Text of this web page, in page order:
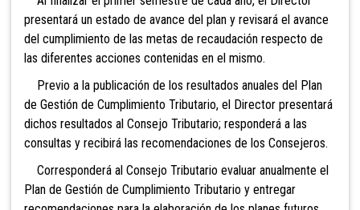
presentará un estado de avance del plan y revisará el avance
del cumplimiento de las metas de recaudación respecto de
las diferentes acciones contenidas en el mismo.
Previo a la publicación de los resultados anuales del Plan
de Gestión de Cumplimiento Tributario, el Director presentará
dichos resultados al Consejo Tributario; responderá a las
consultas y recibirá las recomendaciones de los Consejeros.
Corresponderá al Consejo Tributario evaluar anualmente el
Plan de Gestión de Cumplimiento Tributario y entregar